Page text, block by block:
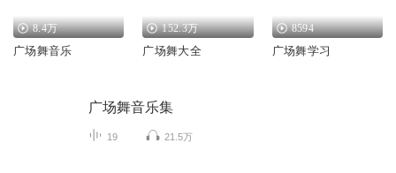
8.4万
广场舞音乐
152.3万
广场舞大全
8594
广场舞学习
广场舞音乐集
19 21.5万